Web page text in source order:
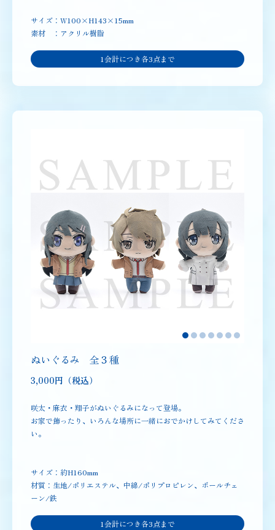
サイズ：W100×H143×15mm
素材 ：アクリル樹脂
1会計につき各3点まで
ぬいぐるみ 全３種
3,000円（税込）
咲太・麻衣・翔子がぬいぐるみになって登場。
お家で飾ったり、いろんな場所に一緒におでかけしてみてくださ
い。
サイズ：約H160mm
材質：生地/ポリエステル、中綿/ポリプロピレン、ボールチェ
ーン/鉄
1会計につき各3点まで